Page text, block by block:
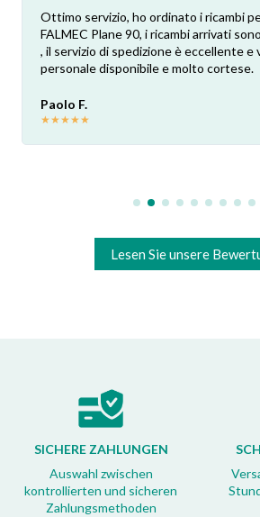
Ottimo servizio, ho ordinato i ricambi
FALMEC Plane 90, i ricambi arrivati
, il servizio di spedizione è eccellente e
personale disponibile e molto cortese.
Paolo F.
★★★★★
Lesen Sie unsere
SICHERE ZAHLUNGEN
Auswahl zwischen
kontrollierten und sicheren
Zahlungsmethoden